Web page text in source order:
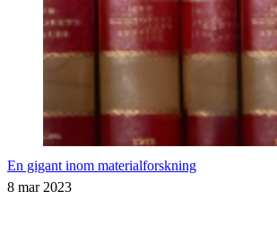
En gigant inom materialforskning
8 mar 2023